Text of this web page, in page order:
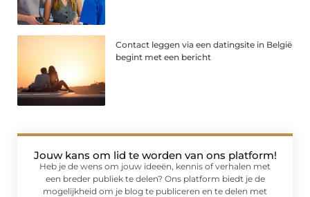
Contact leggen via een datingsite in België
begint met een bericht
Jouw kans om lid te worden van ons platform!
Heb je de wens om jouw ideeën, kennis of verhalen met
een breder publiek te delen? Ons platform biedt je de
mogelijkheid om je blog te publiceren en te delen met